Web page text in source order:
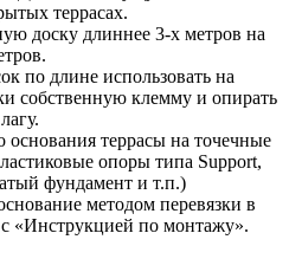
террасах.
доску длиннее 3-х метров на
по длине использовать на
собственную клемму и опирать
террасы на точечные
опоры типа Support,
фундамент и т.п.)
методом перевязки в
с «Инструкцией по монтажу».